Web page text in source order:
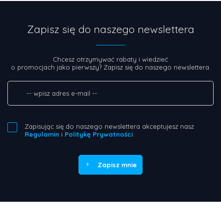
Zapisz się do naszego newslettera
Chcesz otrzymywać rabaty i wiedzieć
o promocjach jako pierwszy? Zapisz się do naszego newslettera.
Zapisując się do naszego newslettera akceptujesz nasz
Regulamin i Politykę Prywatności
Zapisz mnie